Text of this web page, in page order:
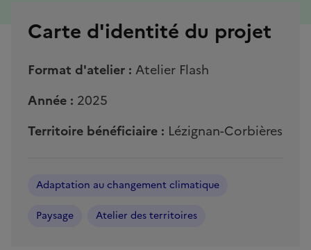
Carte d'identité du projet
Format d'atelier : Atelier Flash
Année : 2025
Territoire bénéficiaire : Lézignan-Corbières
Adaptation au changement climatique
Paysage Atelier des territoires